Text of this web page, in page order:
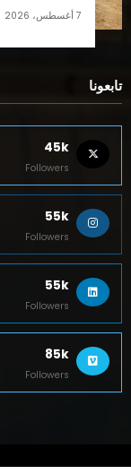
7 أغسطس، 2026
تابعونا
45k
Followers
55k
Followers
55k
Followers
85k
Followers